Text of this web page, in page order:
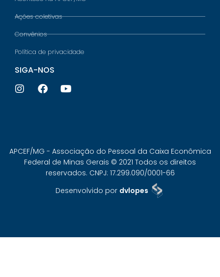
Ações coletivas
Convênios
Política de privacidade
SIGA-NOS
APCEF/MG - Associação do Pessoal da Caixa Econômica
Federal de Minas Gerais © 2021 Todos os direitos
reservados. CNPJ: 17.299.090/0001-66
Desenvolvido por dvlopes